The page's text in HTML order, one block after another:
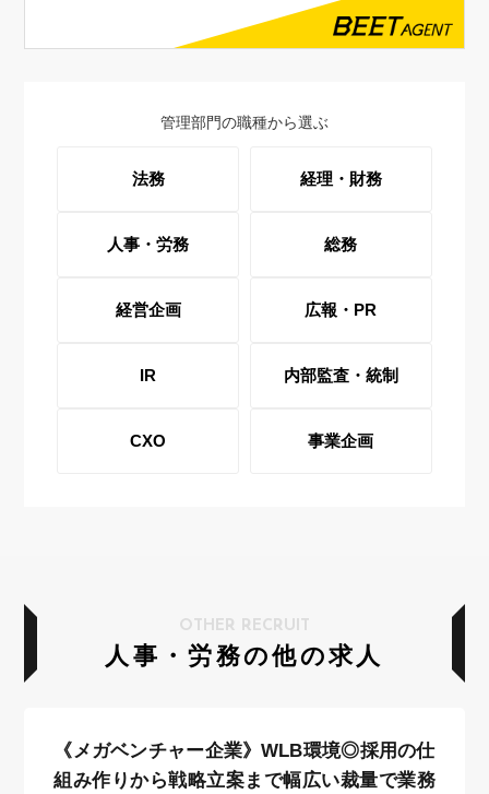
管理部門の職種から選ぶ
法務 経理・財務
人事・労務 総務
経営企画 広報・PR
IR 内部監査・統制
CXO 事業企画
人事・労務の他の求人
OTHER RECRUIT
《メガベンチャー企業》WLB環境◎採用の仕
組み作りから戦略立案まで幅広い裁量で業務